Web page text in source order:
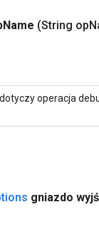
Name (String op
operacja
gniazdo